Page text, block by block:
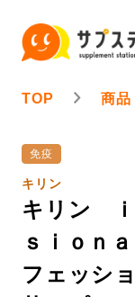
TOP 商品
免疫
キリン
キリン ｉ
ｓｉｏｎ
フェッシ